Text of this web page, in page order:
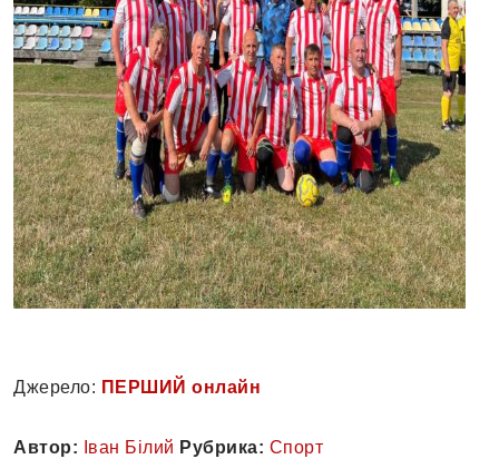
Джерело: ПЕРШИЙ онлайн
Автор: Іван Білий Рубрика: Спорт